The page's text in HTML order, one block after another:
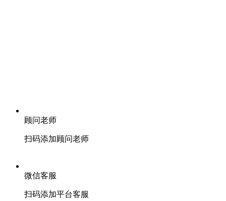
顾问老师
扫码添加顾问老师
微信客服
扫码添加平台客服